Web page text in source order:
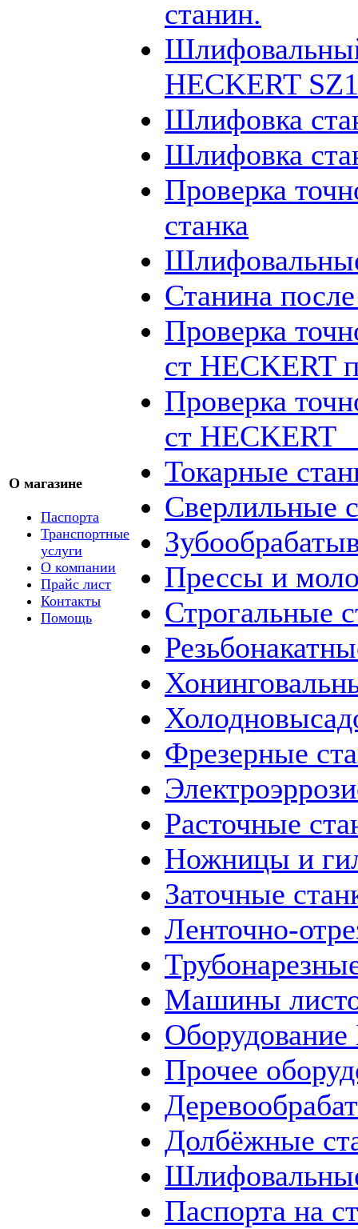
О магазине
Паспорта
Транспортные
услуги
О компании
Прайс лист
Контакты
Помощь
станин.
HECKERT
Шлифовка
Шлифовка
Проверка
станка
Станина
Проверка
ст HECKERT
Проверка
ст HECKERT
Токарные
Сверлильные
Прессы и
Строгальные
Фрезерные
Расточные
Ножницы и
Заточные
Ленточно-
Машины
Прочее
Долбёжные
Паспорта на